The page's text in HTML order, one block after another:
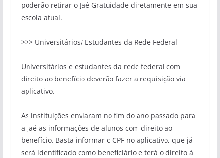
poderão retirar o Jaé Gratuidade diretamente em sua
escola atual.
>>> Universitários/ Estudantes da Rede Federal
Universitários e estudantes da rede federal com
direito ao benefício deverão fazer a requisição via
aplicativo.
As instituições enviaram no fim do ano passado para
a Jaé as informações de alunos com direito ao
benefício. Basta informar o CPF no aplicativo, que já
será identificado como beneficiário e terá o direito à